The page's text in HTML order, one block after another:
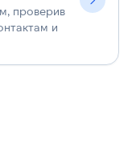
проверив
и